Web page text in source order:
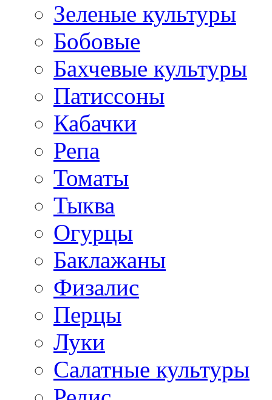
Зеленые культуры
Бобовые
Бахчевые культуры
Патиссоны
Кабачки
Репа
Томаты
Тыква
Огурцы
Баклажаны
Физалис
Перцы
Луки
Салатные культуры